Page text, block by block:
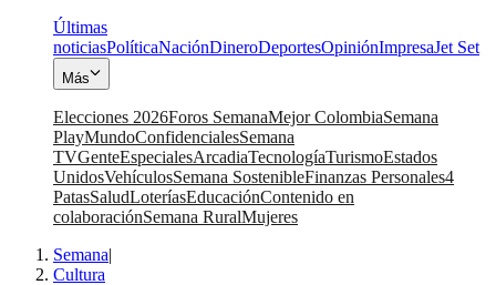
Últimas
noticiasPolíticaNaciónDineroDeportesOpiniónImpresaJet Set
Más
Elecciones 2026Foros SemanaMejor ColombiaSemana
PlayMundoConfidencialesSemana
TVGenteEspecialesArcadiaTecnologíaTurismoEstados
UnidosVehículosSemana SostenibleFinanzas Personales4
PatasSaludLoteríasEducaciónContenido en
colaboraciónSemana RuralMujeres
Semana|
Cultura